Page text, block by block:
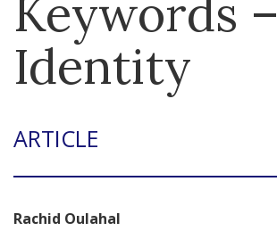
Keywords –
Identity
ARTICLE
Rachid Oulahal